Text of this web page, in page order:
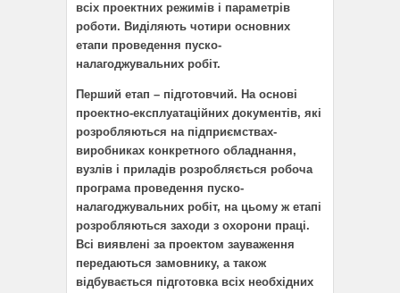
всіх проектних режимів і параметрів
роботи. Виділяють чотири основних
етапи проведення пуско-
налагоджувальних робіт.
Перший етап – підготовчий. На основі
проектно-експлуатаційних документів, які
розробляються на підприємствах-
виробниках конкретного обладнання,
вузлів і приладів розробляється робоча
програма проведення пуско-
налагоджувальних робіт, на цьому ж етапі
розробляються заходи з охорони праці.
Всі виявлені за проектом зауваження
передаються замовнику, а також
відбувається підготовка всіх необхідних